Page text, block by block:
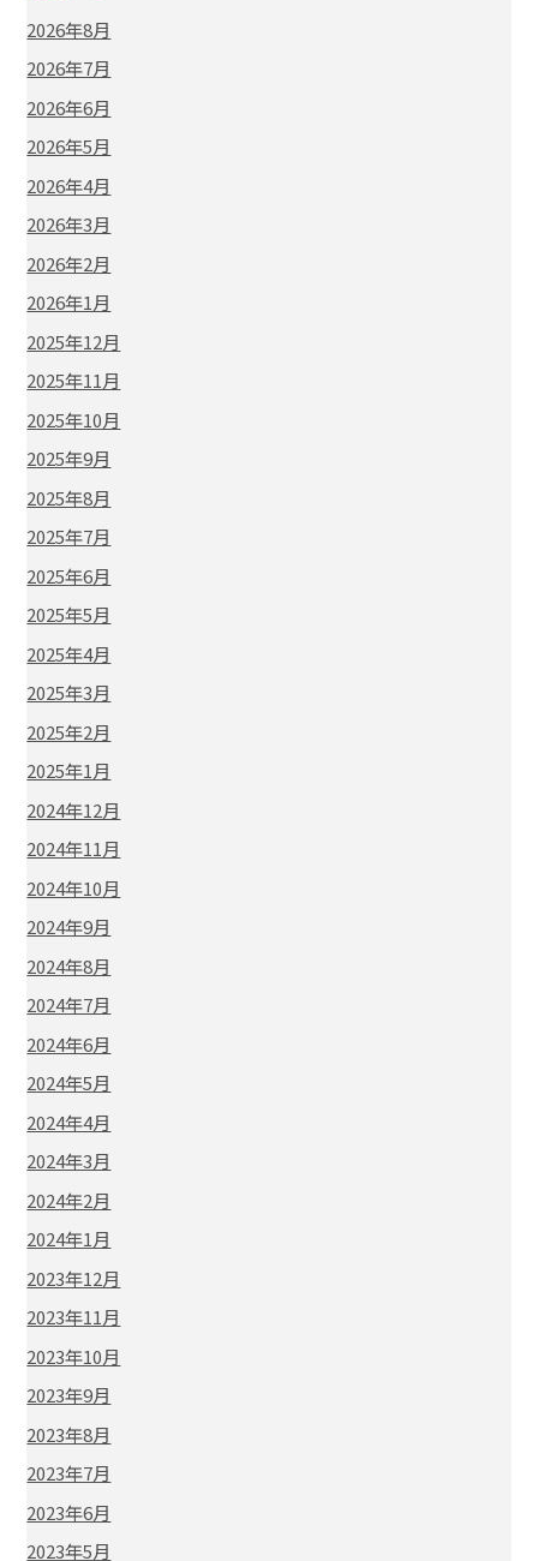
2026年8月
2026年7月
2026年6月
2026年5月
2026年4月
2026年3月
2026年2月
2026年1月
2025年12月
2025年11月
2025年10月
2025年9月
2025年8月
2025年7月
2025年6月
2025年5月
2025年4月
2025年3月
2025年2月
2025年1月
2024年12月
2024年11月
2024年10月
2024年9月
2024年8月
2024年7月
2024年6月
2024年5月
2024年4月
2024年3月
2024年2月
2024年1月
2023年12月
2023年11月
2023年10月
2023年9月
2023年8月
2023年7月
2023年6月
2023年5月